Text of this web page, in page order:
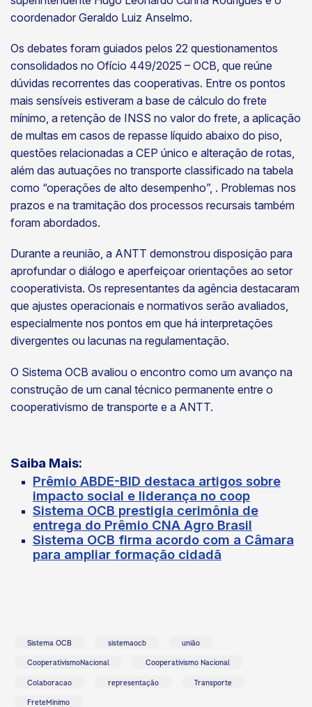
coordenador Geraldo Luiz Anselmo.
Os debates foram guiados pelos 22 questionamentos
consolidados no Ofício 449/2025 – OCB, que reúne
dúvidas recorrentes das cooperativas. Entre os pontos
mais sensíveis estiveram a base de cálculo do frete
mínimo, a retenção de INSS no valor do frete, a aplicação
de multas em casos de repasse líquido abaixo do piso,
questões relacionadas a CEP único e alteração de rotas,
além das autuações no transporte classificado na tabela
como “operações de alto desempenho”, . Problemas nos
prazos e na tramitação dos processos recursais também
foram abordados.
Durante a reunião, a ANTT demonstrou disposição para
aprofundar o diálogo e aperfeiçoar orientações ao setor
cooperativista. Os representantes da agência destacaram
que ajustes operacionais e normativos serão avaliados,
especialmente nos pontos em que há interpretações
divergentes ou lacunas na regulamentação.
O Sistema OCB avaliou o encontro como um avanço na
construção de um canal técnico permanente entre o
cooperativismo de transporte e a ANTT.
Saiba Mais:
Prêmio ABDE-BID destaca artigos sobre
impacto social e liderança no coop
Sistema OCB prestigia cerimônia de
entrega do Prêmio CNA Agro Brasil
Sistema OCB firma acordo com a Câmara
para ampliar formação cidadã
Sistema OCB sistemaocb união
CooperativismoNacional Cooperativismo Nacional
Colaboracao representação Transporte
FreteMinimo